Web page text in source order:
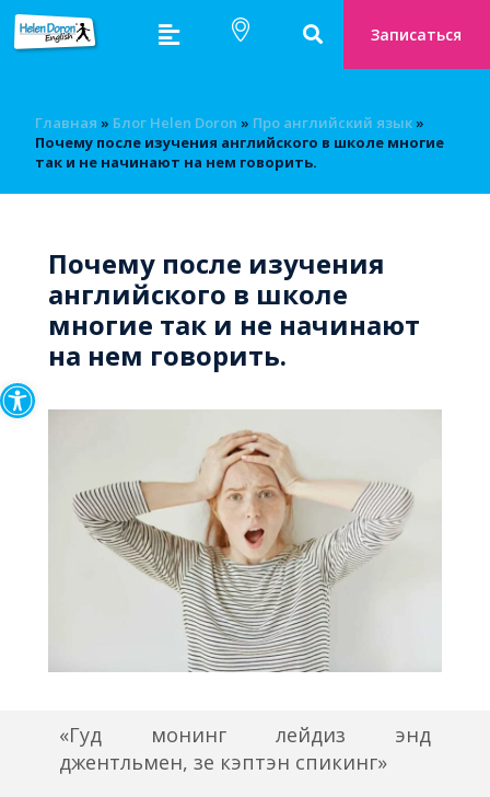
Открыть панель
Записаться
Главная » Блог Helen Doron » Про английский язык »
Почему после изучения английского в школе многие
так и не начинают на нем говорить.
Почему после изучения
английского в школе
многие так и не начинают
на нем говорить.
«Гуд монинг лейдиз энд
джентльмен, зе кэптэн спикинг»